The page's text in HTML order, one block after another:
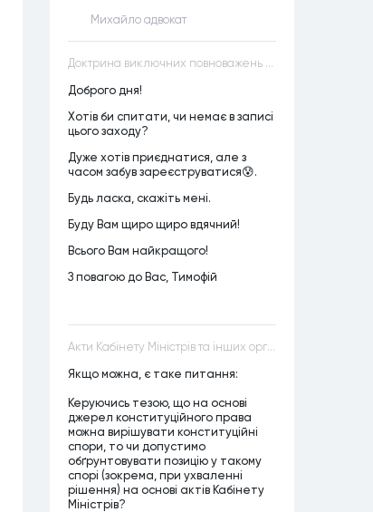
Михайло адвокат
Доктрина виключних повноважень VS Доктрина прихованих повноважень
Доброго дня!
Хотів би спитати, чи немає в записі
цього заходу?
Дуже хотів приєднатися, але з
часом забув зареєструватися😰.
Будь ласка, скажіть мені.
Буду Вам щиро щиро вдячний!
Всього Вам найкращого!
З повагою до Вас, Тимофій
Акти Кабінету Міністрів та інших органів державної влади як джерела конституційного права
Якщо можна, є таке питання:
Керуючись тезою, що на основі
джерел конституційного права
можна вирішувати конституційні
спори, то чи допустимо
обґрунтовувати позицію у такому
спорі (зокрема, при ухваленні
рішення) на основі актів Кабінету
Міністрів?